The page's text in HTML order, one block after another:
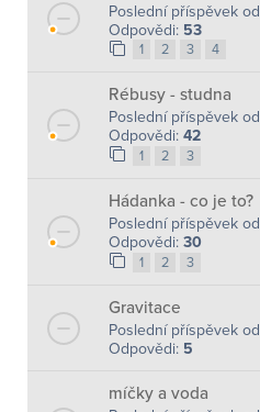
Poslední příspěvek od
Odpovědi: 53
1 2 3 4
Rébusy - studna
Poslední příspěvek od
Odpovědi: 42
1 2 3
Hádanka - co je to?
Poslední příspěvek od
Odpovědi: 30
1 2 3
Gravitace
Poslední příspěvek od
Odpovědi: 5
míčky a voda